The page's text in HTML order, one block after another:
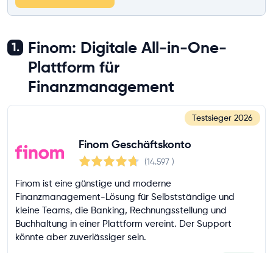
1.
Finom: Digitale All-in-One-
Plattform für
Finanzmanagement
Testsieger 2026
Finom Geschäftskonto
(14.597 )
Finom ist eine günstige und moderne
Finanzmanagement-Lösung für Selbstständige und
kleine Teams, die Banking, Rechnungsstellung und
Buchhaltung in einer Plattform vereint. Der Support
könnte aber zuverlässiger sein.